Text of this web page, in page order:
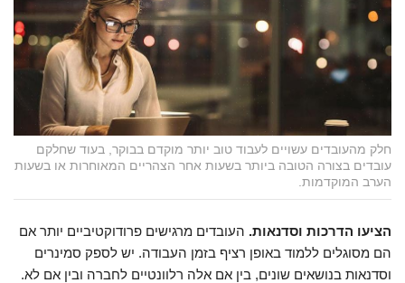
חלק מהעובדים עשויים לעבוד טוב יותר מוקדם בבוקר, בעוד שחלקם
עובדים בצורה הטובה ביותר בשעות אחר הצהריים המאוחרות או בשעות
הערב המוקדמות.
הציעו הדרכות וסדנאות. העובדים מרגישים פרודוקטיביים יותר אם
הם מסוגלים ללמוד באופן רציף בזמן העבודה. יש לספק סמינרים
וסדנאות בנושאים שונים, בין אם אלה רלוונטיים לחברה ובין אם לא.